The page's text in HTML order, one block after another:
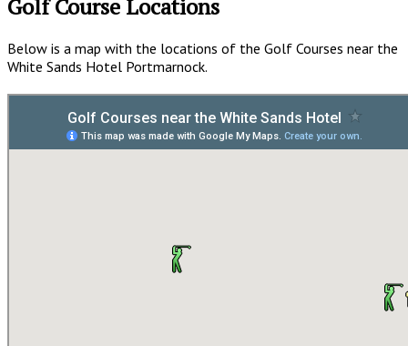
Golf Course Locations
Below is a map with the locations of the Golf Courses near the
White Sands Hotel Portmarnock.